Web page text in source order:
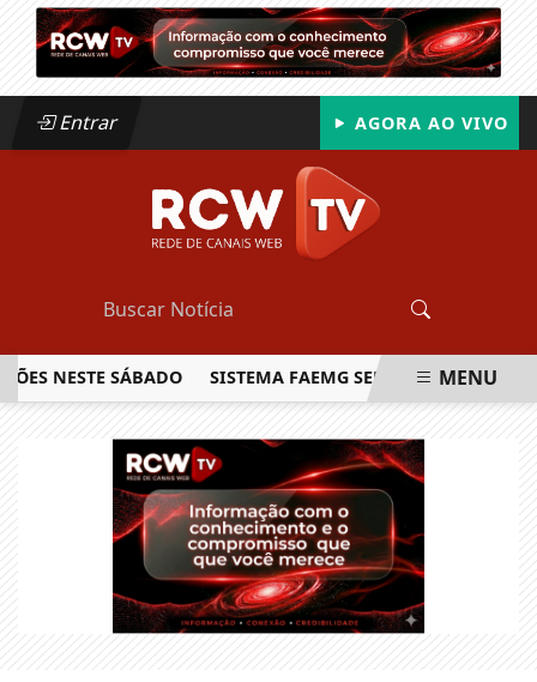
Entrar AGORA AO VIVO
NESTE SÁBADO SISTEMA FAEMG SENAR LANÇA O
MENU